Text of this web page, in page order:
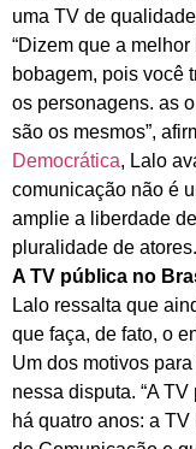
uma TV de
“Dizem que a
bobagem, pois você
os personagens. as
são os mesmos”,
Democrática, Lalo
comunicação não é
amplie a liberdade
pluralidade de atores.
A TV pública no
Lalo ressalta que
que faça, de fato, o
Um dos motivos
nessa disputa. “A
há quatro anos: a